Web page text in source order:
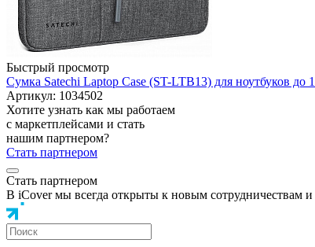
Быстрый просмотр
Сумка Satechi Laptop Case (ST-LTB13) для ноутбуков до
Артикул: 1034502
Хотите узнать как мы работаем
с маркетплейсами и стать
нашим партнером?
Стать партнером
Стать партнером
В iCover мы всегда открыты к новым сотрудничествам